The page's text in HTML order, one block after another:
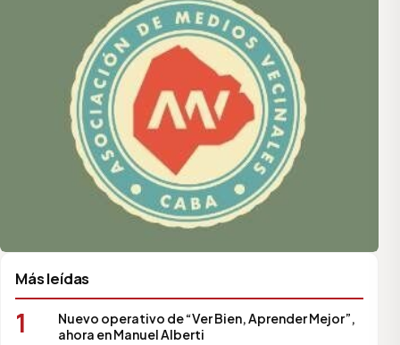
Más leídas
1
Nuevo operativo de “Ver Bien, Aprender Mejor”,
ahora en Manuel Alberti